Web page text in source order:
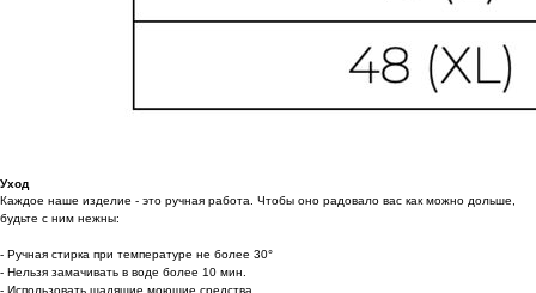
Уход
Каждое наше изделие - это ручная работа. Чтобы оно радовало вас как можно дольше,
будьте с ним нежны:
- Ручная стирка при температуре не более 30°
- Нельзя замачивать в воде более 10 мин.
- Использовать щадящие моющие средства